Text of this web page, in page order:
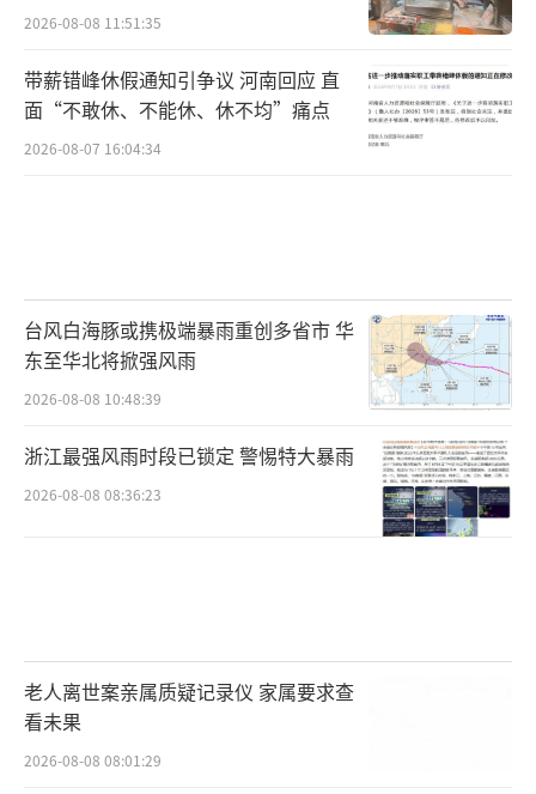
2026-08-08 11:51:35
带薪错峰休假通知引争议 河南回应 直
面“不敢休、不能休、休不均”痛点
2026-08-07 16:04:34
台风白海豚或携极端暴雨重创多省市 华
东至华北将掀强风雨
2026-08-08 10:48:39
浙江最强风雨时段已锁定 警惕特大暴雨
2026-08-08 08:36:23
老人离世案亲属质疑记录仪 家属要求查
看未果
2026-08-08 08:01:29